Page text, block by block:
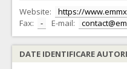
Website:
https://
Fax:
- E-mail:
DATE IDENTIFICARE